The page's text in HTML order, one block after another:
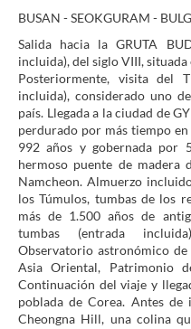
BUSAN - SEOKGURAM -
Salida hacia la GRUTA
incluida), del siglo VIII,
Posteriormente, visita del
incluida), considerado uno
país. Llegada a la ciudad de
perdurado por más tiempo
992 años y gobernada por
hermoso puente de
Namcheon. Almuerzo
los Túmulos, tumbas de los
más de 1.500 años de
tumbas (entrada
Observatorio astronómico de
Asia Oriental, Patrimonio
Continuación del viaje y
poblada de Corea. Antes de
Cheongna Hill, una colina